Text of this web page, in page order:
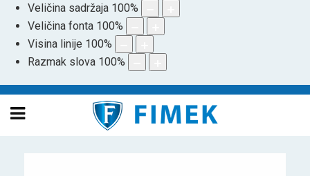
Veličina sadržaja 100%
Veličina fonta 100%
Visina linije 100%
Razmak slova 100%